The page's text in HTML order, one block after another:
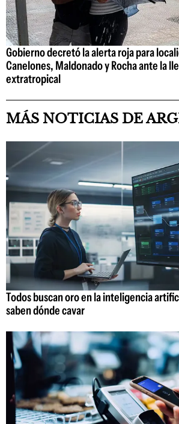
Gobierno decretó la alerta roja para
Canelones, Maldonado y Rocha ante la
extratropical
MÁS NOTICIAS DE
Todos buscan oro en la inteligencia
saben dónde cavar